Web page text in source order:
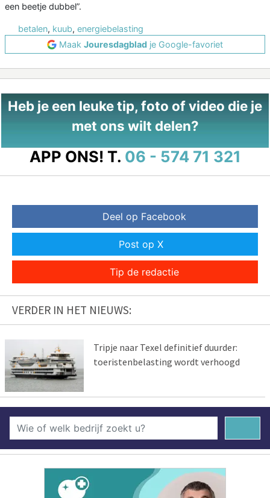
een beetje dubbel”.
betalen, kuub, energiebelasting
Maak Jouresdagblad je Google-favoriet
Heb je een leuke tip, foto of video die je
met ons wilt delen?
APP ONS! T. 06 - 574 71 321
Deel op Facebook
Post op X
Tip de redactie
VERDER IN HET NIEUWS:
Tripje naar Texel definitief duurder:
toeristenbelasting wordt verhoogd